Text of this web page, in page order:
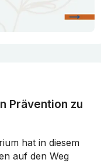
Prävention zu
hat in diesem
auf den Weg